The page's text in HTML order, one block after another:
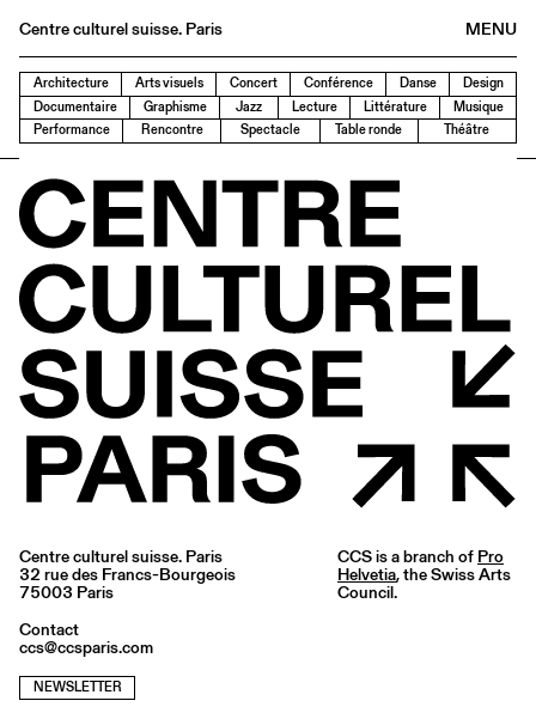
MENU
Centre culturel suisse. Paris
Agenda
Bookshop
Archives
Medias
Publications
About
FR/EN
Architecture Arts visuels Concert Conférence Danse
Design
Documentaire
Graphisme Jazz Lecture Littérature
Musique
Performance
Rencontre Spectacle Table ronde Théâtre
Centre culturel suisse. Paris
32 rue des Francs-Bourgeois
75003 Paris
Contact
ccs@ccsparis.com
NEWSLETTER
CCS is a branch of Pro
Helvetia, the Swiss Arts
Council.